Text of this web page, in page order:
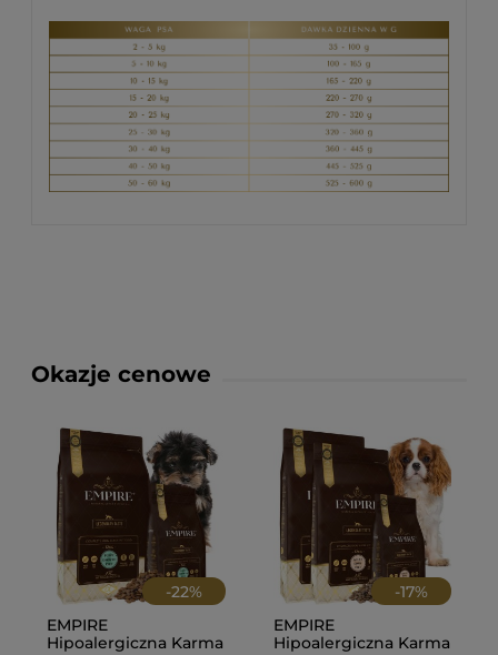
Okazje cenowe
-22%
EMPIRE
Hipoalergiczna Karma
-17%
EMPIRE
Hipoalergiczna Karma